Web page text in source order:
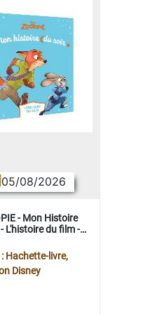
05/08/2026
- Mon Histoire
L'histoire du film -
Hachette-livre,
Disney